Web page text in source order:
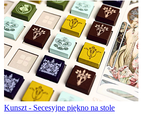
Kunszt - Secesyjne piękno na stole